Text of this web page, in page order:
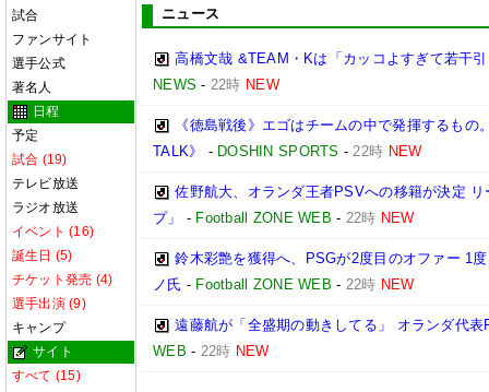
試合
ファンサイト
選手公式
著名人
日程
予定
試合 (19)
テレビ放送
ラジオ放送
イベント (16)
誕生日 (5)
チケット発売 (4)
選手出演 (9)
キャンプ
サイト
すべて (15)
ニュース
高橋文哉 &TEAM・Kは「カッコよすぎて若干
NEWS - 22時 NEW
《徳島戦後》エゴはチームの中で発揮するも
TALK》
- DOSHIN SPORTS -22時 NEW
佐野航大、オランダ王者PSVへの移籍が決定
プ」
- Football ZONE WEB - 22時 NEW
鈴木彩艶を獲得へ、PSGが2度目のオファー 1
ノ氏 - Football ZONE WEB - 22時 NEW
遠藤航が「全盛期の動きしてる」 オランダ代
WEB - 22時 NEW